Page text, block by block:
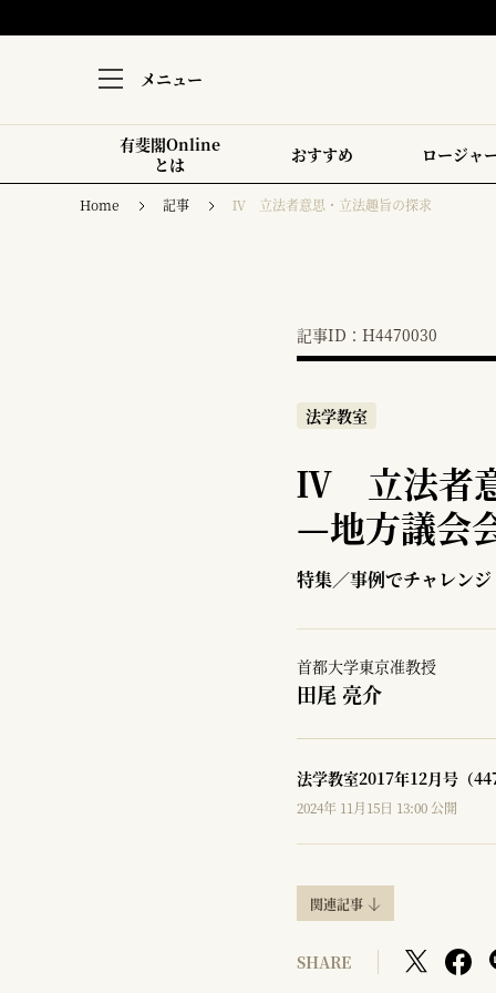
メニュー
有斐閣Online
とは
おすすめ ロージャ
Home 記事 Ⅳ 立法者意思・立法趣旨の探求
記事ID：H4470030
法学教室
Ⅳ 立法者
—地方議会
特集／事例でチャレン
首都大学東京准教授
田尾 亮介
法学教室2017年12月号（
2024年 11月15日 13:00 公開
関連記事
SHARE